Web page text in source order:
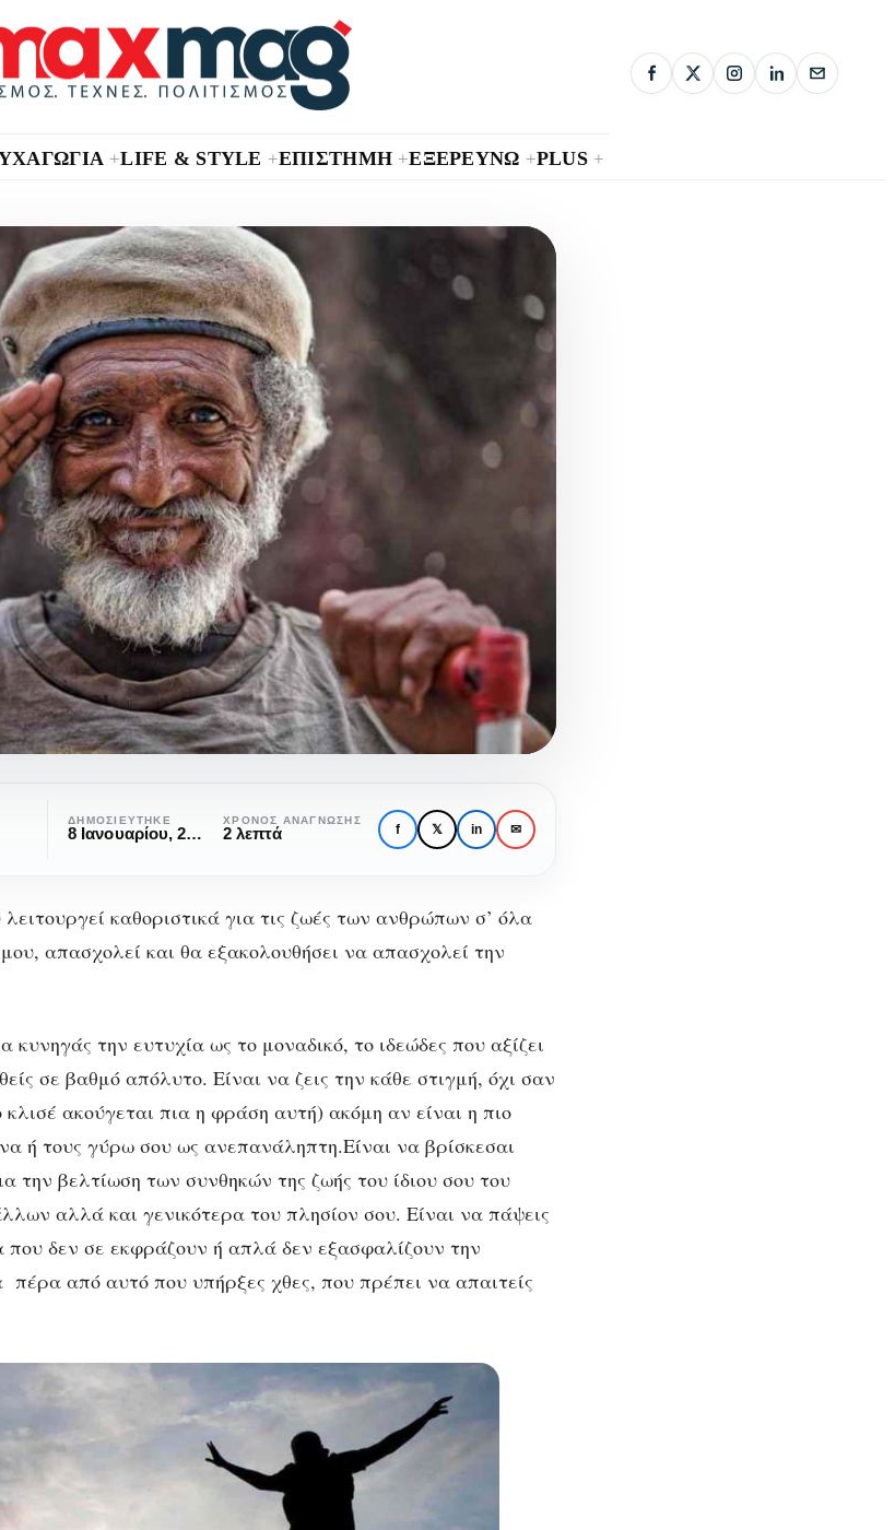
+LIFE & STYLE +ΕΠΙΣΤΗΜΗ +ΕΞΕΡΕΥΝΩ +PLUS +
κυνήγι της
ευτυχίας…
ΔΗΜΟΣΙΕΎΤΗΚΕ
8 Ιανουαρίου, 2017
ΧΡΌΝΟΣ ΑΝΆΓΝΩΣΗΣ
2 λεπτά f 𝕏 in ✉
καθοριστικά για τις ζωές των ανθρώπων σ’ όλα
απασχολεί και θα εξακολουθήσει να απασχολεί την
κυνηγάς την ευτυχία ως το μοναδικό, το ιδεώδες που αξίζει
σε βαθμό απόλυτο. Είναι να ζεις την κάθε στιγμή, όχι σαν
ακούγεται πια η φράση αυτή) ακόμη αν είναι η πιο
ή τους γύρω σου ως ανεπανάληπτη.Είναι να βρίσκεσαι
την βελτίωση των συνθηκών της ζωής του ίδιου σου του
αλλά και γενικότερα του πλησίον σου. Είναι να πάψεις
που δεν σε εκφράζουν ή απλά δεν εξασφαλίζουν την
από αυτό που υπήρξες χθες, που πρέπει να απαιτείς